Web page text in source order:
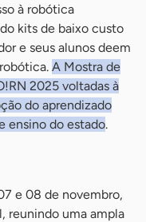
à robótica
kits de baixo custo
e seus alunos deem
A Mostra de
2025 voltadas à
do aprendizado
ensino do estado.
e 08 de novembro,
reunindo uma ampla